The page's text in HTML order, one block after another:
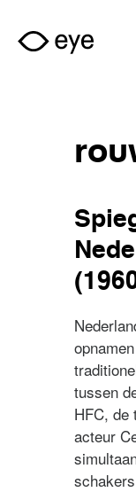
Overslaan en
tussen
HFC, de
acteur